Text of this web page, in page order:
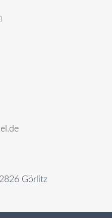
Görlitz